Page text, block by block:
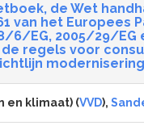
de Wet
van het Europees
6/EG, 2005/29/
regels voor
en klimaat) (VVD),